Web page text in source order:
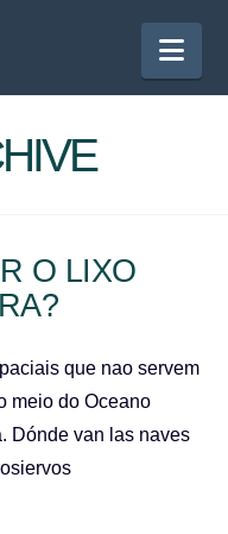
O LIXO
que nao servem
meio do Oceano
Dónde van las naves